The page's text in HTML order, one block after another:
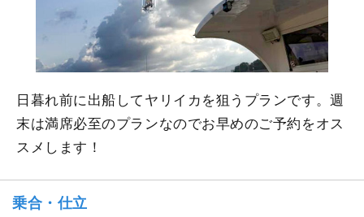
日暮れ前に出船してヤリイカを狙うプランです。週
末は満席必至のプランなのでお早めのご予約をオス
スメします！
乗合・仕立